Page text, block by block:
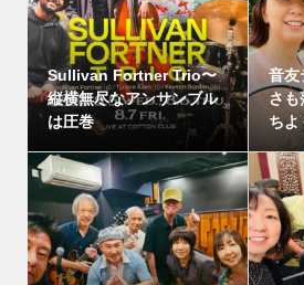
Sullivan Fortner Trio〜
縦横無尽なアンサンブル
は圧巻
音友
さも
ちよ